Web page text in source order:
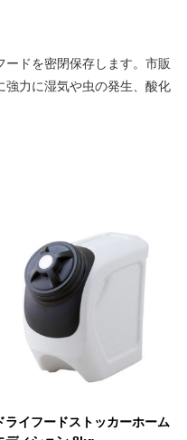
ドを密閉保存します。市販
強力に湿気や虫の発生、酸化
ライフードストッカーホーム